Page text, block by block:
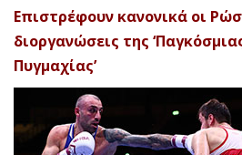
Επιστρέφουν κανονικά οι
διοργανώσεις της
Πυγμαχίας’